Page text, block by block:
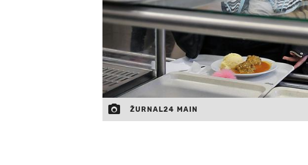
ŽURNAL24 MAIN